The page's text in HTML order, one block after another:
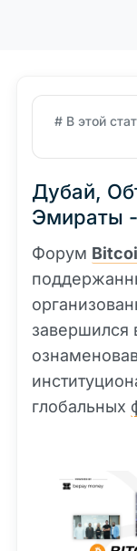
# В этой
Дубай,
Эмираты -
Форум
завершился
глобальных